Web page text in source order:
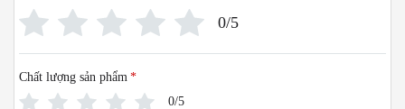
0/5
Chất lượng sản phẩm *
0/5